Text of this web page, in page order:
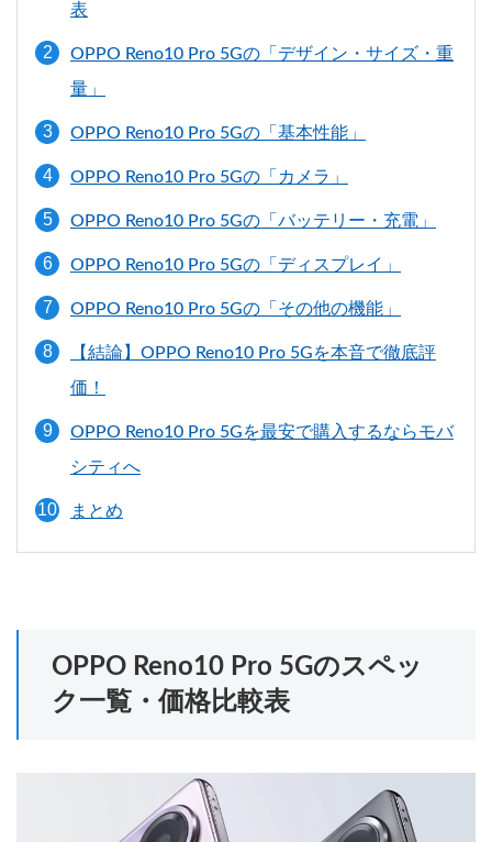
表
OPPO Reno10 Pro 5Gの「デザイン・サイズ・重
量」
OPPO Reno10 Pro 5Gの「基本性能」
OPPO Reno10 Pro 5Gの「カメラ」
OPPO Reno10 Pro 5Gの「バッテリー・充電」
OPPO Reno10 Pro 5Gの「ディスプレイ」
OPPO Reno10 Pro 5Gの「その他の機能」
【結論】OPPO Reno10 Pro 5Gを本音で徹底評
価！
OPPO Reno10 Pro 5Gを最安で購入するならモバ
シティへ
まとめ
OPPO Reno10 Pro 5Gのスペッ
ク一覧・価格比較表